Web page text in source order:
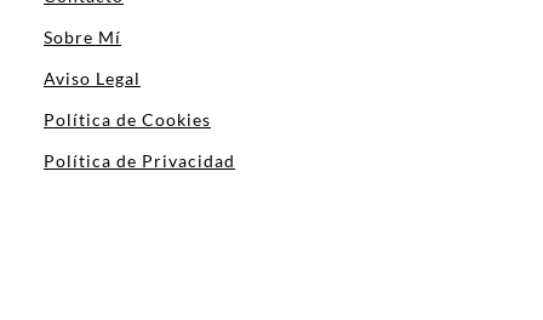
Sobre Mí
Aviso Legal
Política de Cookies
Política de Privacidad